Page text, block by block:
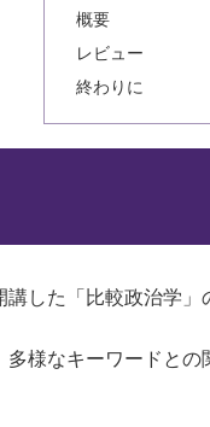
概要
レビュー
終わりに
した「比較政治学」
様なキーワードと